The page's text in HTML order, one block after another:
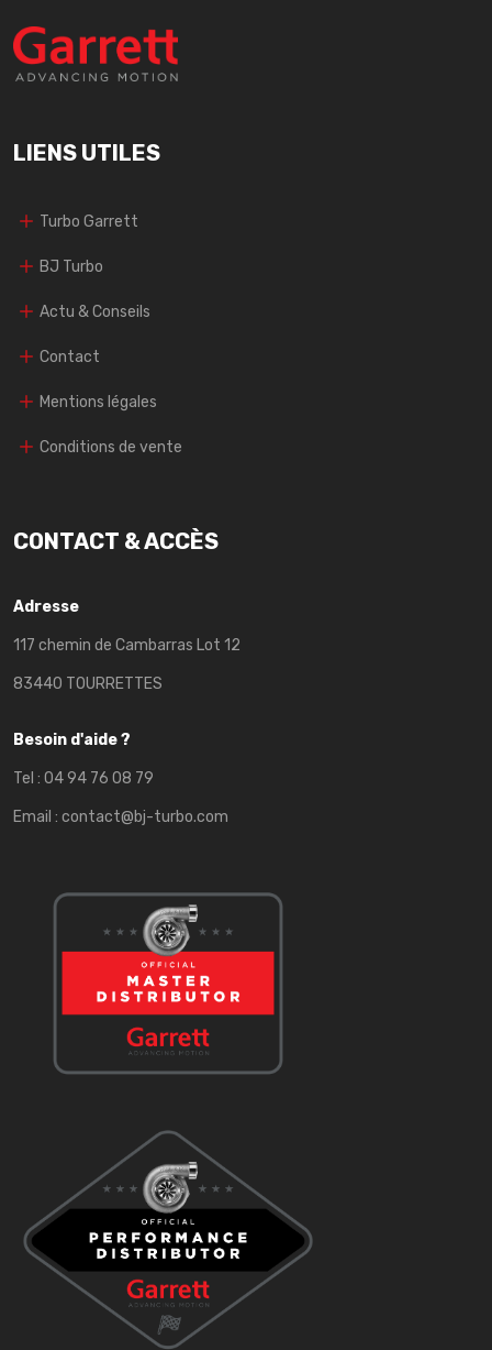
LIENS UTILES
Turbo Garrett
BJ Turbo
Actu & Conseils
Contact
Mentions légales
Conditions de vente
CONTACT & ACCÈS
Adresse
117 chemin de Cambarras Lot 12
83440 TOURRETTES
Besoin d'aide ?
Tel : 04 94 76 08 79
Email : contact@bj-turbo.com